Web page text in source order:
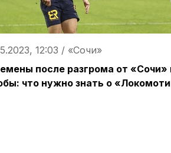
12:03 / «Сочи»
после разгрома от «Сочи»
что нужно знать о